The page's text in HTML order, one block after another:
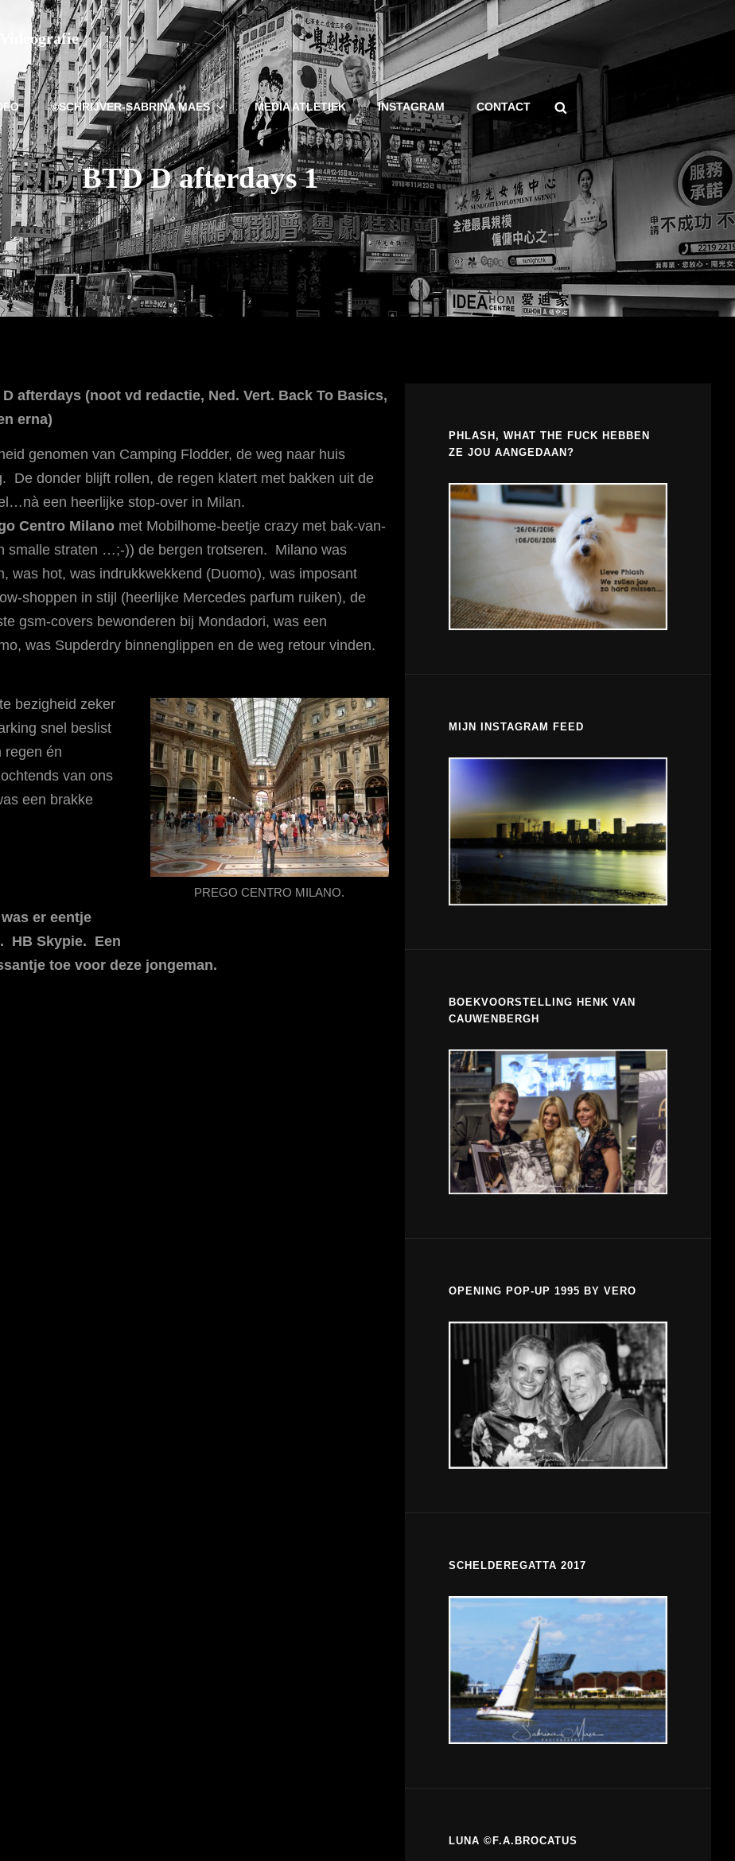
©SCHRIJVER-SABRINA MAES MEDIA ATLETIEK INSTAGRAM CONTACT Search
BTD D afterdays 1
D afterdays (noot vd redactie, Ned. Vert. Back To Basics,
erna)
genomen van Camping Flodder, de weg naar huis
De donder blijft rollen, de regen klatert met bakken uit de
een heerlijke stop-over in Milan.
Centro Milanomet Mobilhome-beetje crazy met bak-van-
smalle straten …;-)) de bergen trotseren. Milano was
was hot, was indrukkwekkend (Duomo), was imposant
shoppen in stijl (heerlijke Mercedes parfum ruiken), de
gsm-covers bewonderen bij Mondadori, was een
was Supderdry binnenglippen en de weg retour vinden.
PREGO CENTRO MILANO.
bezigheid zeker
snel beslist
regen én
van ons
een brakke
er eentje
HB Skypie. Een
toe voor deze jongeman.
PHLASH, WHAT THE FUCK HEBBEN
ZE JOU AANGEDAAN?
MIJN INSTAGRAM FEED
BOEKVOORSTELLING HENK VAN
CAUWENBERGH
OPENING POP-UP 1995 BY VERO
SCHELDEREGATTA 2017
LUNA ©F.A.BROCATUS